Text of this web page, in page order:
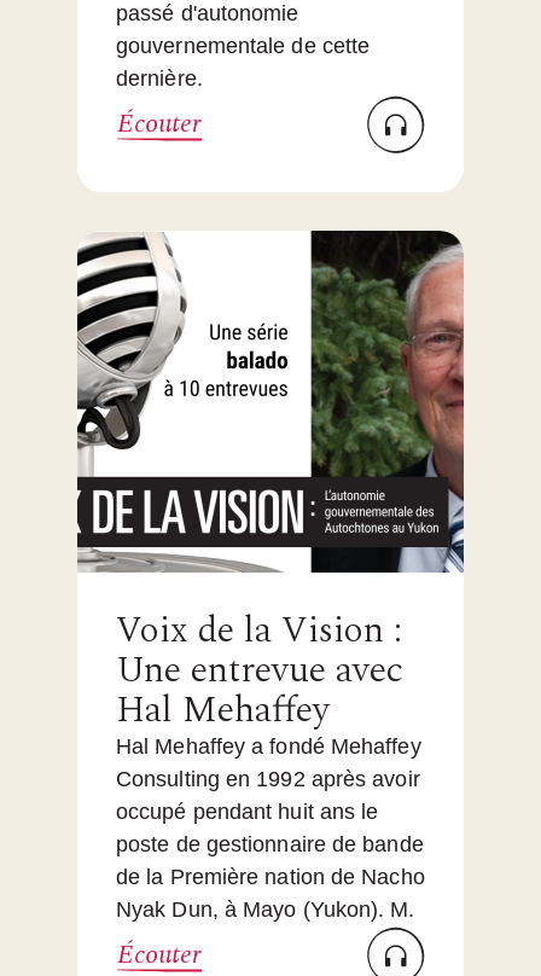
passé d'autonomie
gouvernementale de cette
dernière.
Écouter
Voix de la Vision :
Une entrevue avec
Hal Mehaffey
Hal Mehaffey a fondé Mehaffey
Consulting en 1992 après avoir
occupé pendant huit ans le
poste de gestionnaire de bande
de la Première nation de Nacho
Nyak Dun, à Mayo (Yukon). M.
Écouter